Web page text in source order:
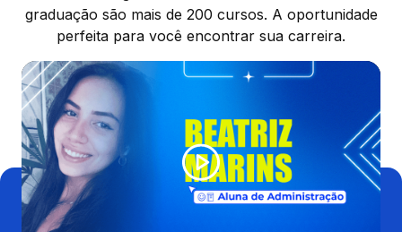
graduação são mais de 200 cursos. A oportunidade
perfeita para você encontrar sua carreira.